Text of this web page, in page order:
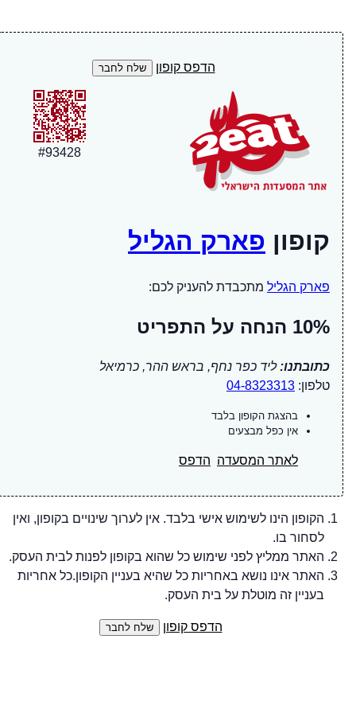
הדפס קופון
#93428
קופון פארק הגליל
פארק הגליל מתכבדת להעניק לכם:
10% הנחה על התפריט
כתובתנו:ליד כפר נחף, בראש ההר, כרמיאל
טלפון: 04-8323313
בהצגת הקופון בלבד
אין כפל מבצעים
לאתר המסעדה הדפס
הקופון הינו לשימוש אישי בלבד. אין לערוך שינויים בקופון, ואין
לסחור בו.
האתר ממליץ לפני שימוש כל שהוא בקופון לפנות לבית העסק.
האתר אינו נושא באחריות כל שהיא בעניין הקופון.כל אחריות
בעניין זה מוטלת על בית העסק.
הדפס קופון